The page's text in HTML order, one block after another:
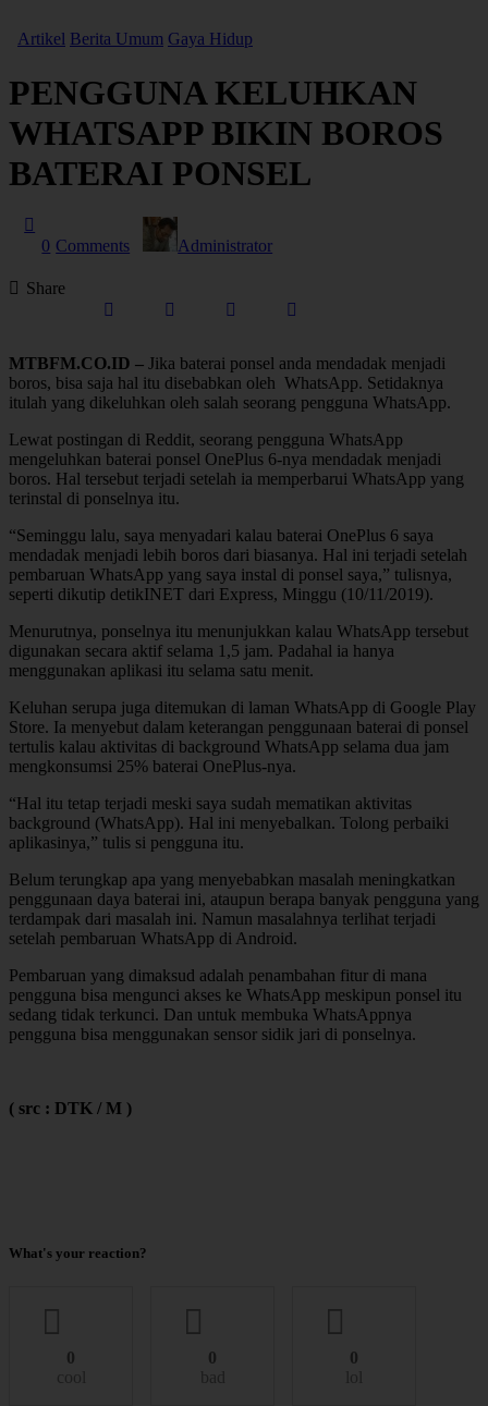
Artikel Berita Umum Gaya Hidup
PENGGUNA KELUHKAN
WHATSAPP BIKIN BOROS
BATERAI PONSEL
0 Comments Administrator
Share
MTBFM.CO.ID – Jika baterai ponsel anda mendadak menjadi
boros, bisa saja hal itu disebabkan oleh WhatsApp. Setidaknya
itulah yang dikeluhkan oleh salah seorang pengguna WhatsApp.
Lewat postingan di Reddit, seorang pengguna WhatsApp
mengeluhkan baterai ponsel OnePlus 6-nya mendadak menjadi
boros. Hal tersebut terjadi setelah ia memperbarui WhatsApp yang
terinstal di ponselnya itu.
“Seminggu lalu, saya menyadari kalau baterai OnePlus 6 saya
mendadak menjadi lebih boros dari biasanya. Hal ini terjadi setelah
pembaruan WhatsApp yang saya instal di ponsel saya,” tulisnya,
seperti dikutip detikINET dari Express, Minggu (10/11/2019).
Menurutnya, ponselnya itu menunjukkan kalau WhatsApp tersebut
digunakan secara aktif selama 1,5 jam. Padahal ia hanya
menggunakan aplikasi itu selama satu menit.
Keluhan serupa juga ditemukan di laman WhatsApp di Google Play
Store. Ia menyebut dalam keterangan penggunaan baterai di ponsel
tertulis kalau aktivitas di background WhatsApp selama dua jam
mengkonsumsi 25% baterai OnePlus-nya.
“Hal itu tetap terjadi meski saya sudah mematikan aktivitas
background (WhatsApp). Hal ini menyebalkan. Tolong perbaiki
aplikasinya,” tulis si pengguna itu.
Belum terungkap apa yang menyebabkan masalah meningkatkan
penggunaan daya baterai ini, ataupun berapa banyak pengguna yang
terdampak dari masalah ini. Namun masalahnya terlihat terjadi
setelah pembaruan WhatsApp di Android.
Pembaruan yang dimaksud adalah penambahan fitur di mana
pengguna bisa mengunci akses ke WhatsApp meskipun ponsel itu
sedang tidak terkunci. Dan untuk membuka WhatsAppnya
pengguna bisa menggunakan sensor sidik jari di ponselnya.
( src : DTK / M )
What's your reaction?
0
cool
0
bad
0
lol